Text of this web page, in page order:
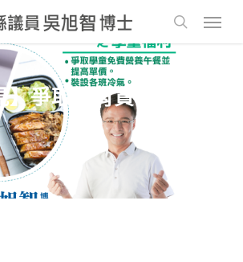
Menu
】爭取教育資源/學童